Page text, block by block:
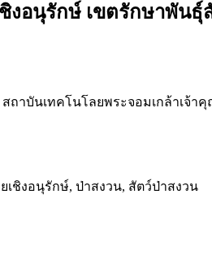
อนุรักษ์ เขตรักษาพัน
าบันเทคโนโลยพระจอมเกล้าเจ้า
ชิงอนุรักษ์, ป่าสงวน, สัตว์ป่าสงวน